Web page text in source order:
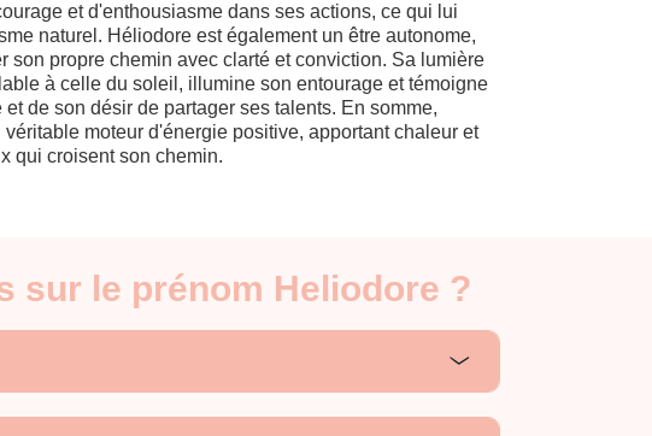
et d'enthousiasme dans ses actions, ce qui lui
naturel. Héliodore est également un être autonome,
son propre chemin avec clarté et conviction. Sa lumière
à celle du soleil, illumine son entourage et témoigne
de son désir de partager ses talents. En somme,
véritable moteur d'énergie positive, apportant chaleur et
qui croisent son chemin.
sur le prénom Heliodore ?